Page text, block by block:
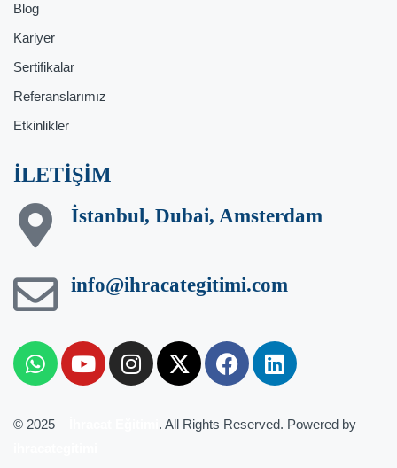
Blog
Kariyer
Sertifikalar
Referanslarımız
Etkinlikler
İLETİŞİM
İstanbul, Dubai, Amsterdam
info@ihracategitimi.com
© 2025 –
. All Rights Reserved. Powered by